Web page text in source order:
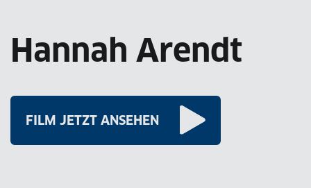
Hannah Arendt
FILM JETZT ANSEHEN